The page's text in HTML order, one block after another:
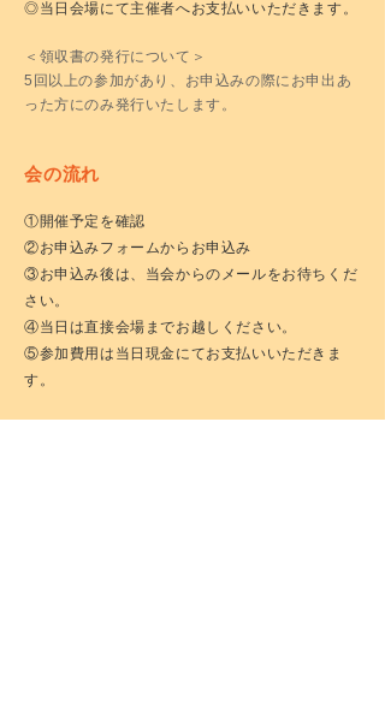
◎当日会場にて主催者へお支払いいただきます。
＜領収書の発行について＞
5回以上の参加があり、お申込みの際にお申出あ
った方にのみ発行いたします。
会の流れ
①開催予定を確認
②お申込みフォームからお申込み
③お申込み後は、当会からのメールをお待ちくだ
さい。
④当日は直接会場までお越しください。
⑤参加費用は当日現金にてお支払いいただきま
す。